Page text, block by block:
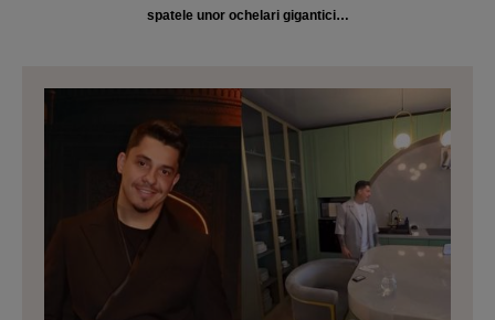
spatele unor ochelari gigantici…